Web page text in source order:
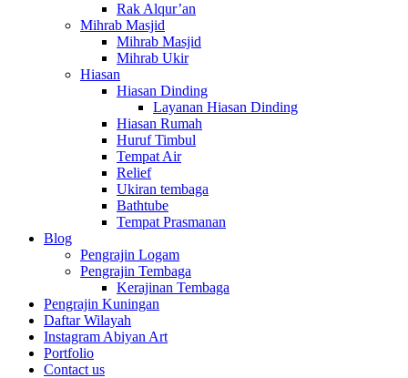
Rak Alqur’an
Mihrab Masjid
Mihrab Masjid
Mihrab Ukir
Hiasan
Hiasan Dinding
Layanan Hiasan Dinding
Hiasan Rumah
Huruf Timbul
Tempat Air
Relief
Ukiran tembaga
Bathtube
Tempat Prasmanan
Blog
Pengrajin Logam
Pengrajin Tembaga
Kerajinan Tembaga
Pengrajin Kuningan
Daftar Wilayah
Instagram Abiyan Art
Portfolio
Contact us